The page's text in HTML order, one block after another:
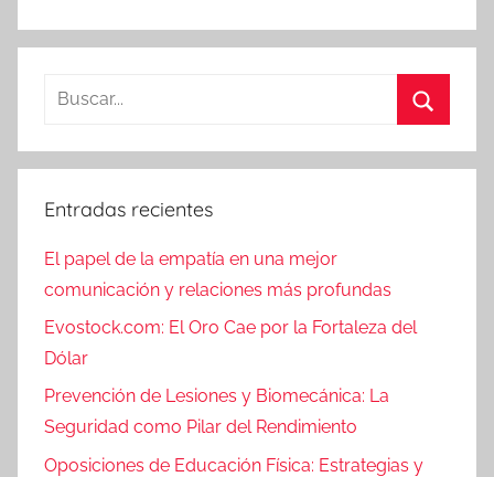
Buscar:
Entradas recientes
El papel de la empatía en una mejor
comunicación y relaciones más profundas
Evostock.com: El Oro Cae por la Fortaleza del
Dólar
Prevención de Lesiones y Biomecánica: La
Seguridad como Pilar del Rendimiento
Oposiciones de Educación Física: Estrategias y